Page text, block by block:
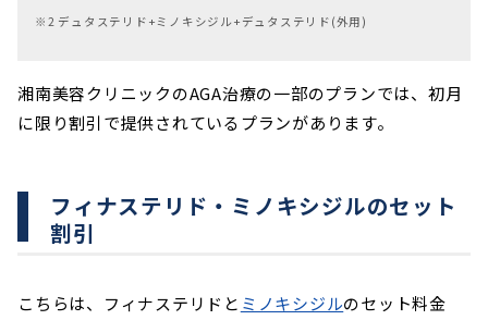
※2 デュタステリド+ミノキシジル+デュタステリド(外用)
湘南美容クリニックのAGA治療の一部のプランでは、初月
に限り割引で提供されているプランがあります。
フィナステリド・ミノキシジルのセット
割引
こちらは、フィナステリドと ミノキシジルのセット料金